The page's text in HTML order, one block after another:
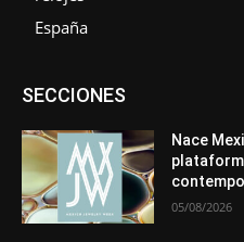
España
SECCIONESAsociaciones
Entrevistas
Mundo Técnico
Premios
Nace
05/08/2026